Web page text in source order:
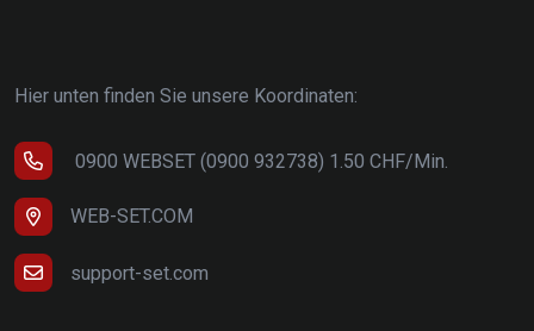
Hier unten finden Sie unsere Koordinaten:
0900 WEBSET (0900 932738) 1.50 CHF/Min.
WEB-SET.COM
support-set.com